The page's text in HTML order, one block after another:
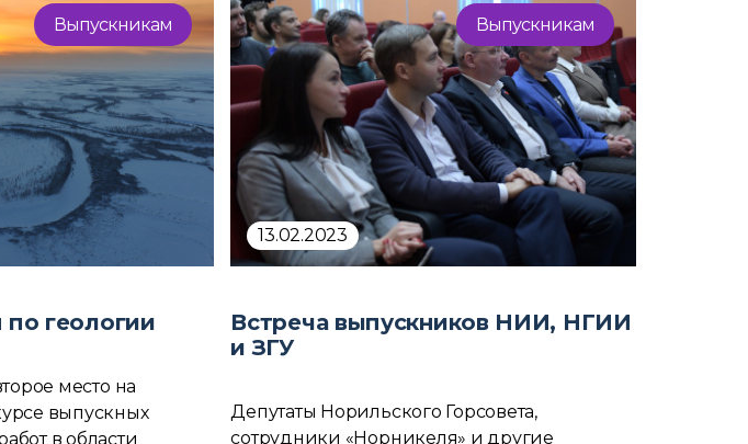
Выпускникам
геологии
место на
выпускных
в области
Выпускникам
13.02.2023
Встреча выпускников НИИ, НГИИ
и ЗГУ
Депутаты Норильского Горсовета,
сотрудники «Норникеля» и другие